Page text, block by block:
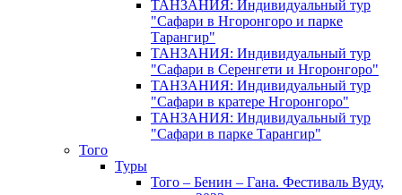
ТАНЗАНИЯ: Индивидуальный тур
"Сафари в Нгоронгоро и парке
Тарангир"
ТАНЗАНИЯ: Индивидуальный тур
"Сафари в Серенгети и Нгоронгоро"
ТАНЗАНИЯ: Индивидуальный тур
"Сафари в кратере Нгоронгоро"
ТАНЗАНИЯ: Индивидуальный тур
"Сафари в парке Тарангир"
Того
Туры
Того – Бенин – Гана. Фестиваль Вуду,